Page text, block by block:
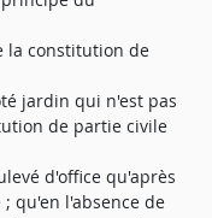
la constitution de
jardin qui n'est pas
de partie civile
d'office qu'après
qu'en l'absence de